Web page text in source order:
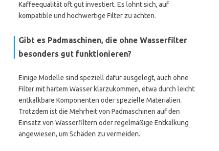
Kaffeequalität oft gut investiert. Es lohnt sich, auf
kompatible und hochwertige Filter zu achten.
Gibt es Padmaschinen, die ohne Wasserfilter
besonders gut funktionieren?
Einige Modelle sind speziell dafür ausgelegt, auch ohne
Filter mit hartem Wasser klarzukommen, etwa durch leicht
entkalkbare Komponenten oder spezielle Materialien.
Trotzdem ist die Mehrheit von Padmaschinen auf den
Einsatz von Wasserfiltern oder regelmäßige Entkalkung
angewiesen, um Schäden zu vermeiden.